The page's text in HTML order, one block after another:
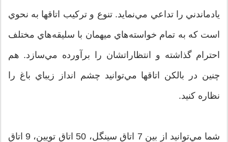
يادماندني را تداعي مي‌‌نمايد. تنوع و تركيب اتاقها به نحوي
است كه به تمام خواسته‌هاي ميهمان با سليقه‌هاي مختلف
احترام گذاشته و انتظاراتشان را برآورده مي‌سازد. هم
چنين در بالكن اتاقها مي‌توانيد چشم انداز زيباي باغ را
نظاره كنيد.
شما مي‌توانيد از بين 7 اتاق سينگل، 50 اتاق تويين، 9 اتاق